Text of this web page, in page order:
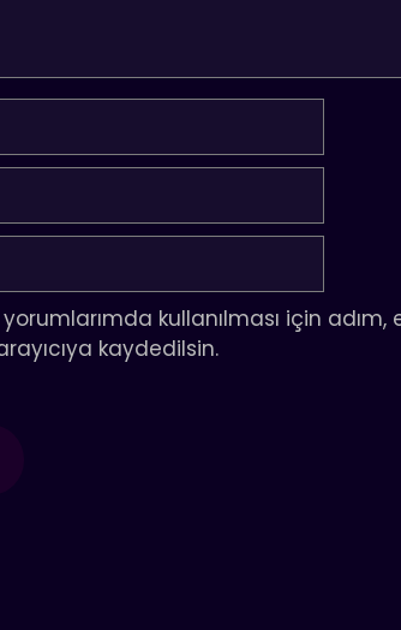
kullanılması için
kaydedilsin.